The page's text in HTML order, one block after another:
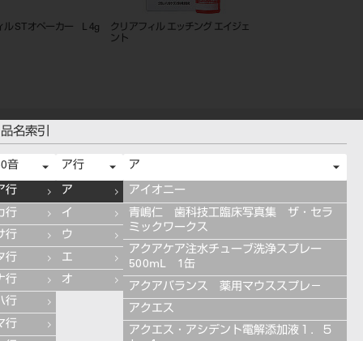
ル ST オペーカー L 4g
クリアフィル エッチング エイジェ
ント
品名索引
音
行
行
行
行
行
行
行
ア行
ア
イ
ウ
エ
オ
ア
アイオニー
青嶋仁 歯科技工臨床写真集 ザ・セラ
ミックワークス
アクアケア注水チューブ洗浄スプレー
500mL 1缶
アクアバランス 薬用マウススプレ－
アクエス
アクエス・アシデント電解添加液１．５